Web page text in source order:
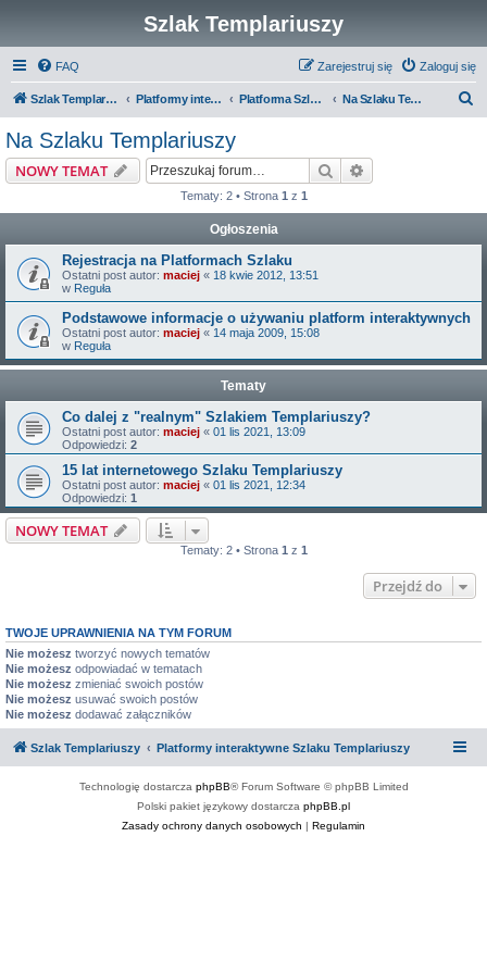
Szlak Templariuszy
FAQ Zaloguj się
Zarejestruj się
Szlak Templariuszy Platformy interaktywne Szlaku Templariuszy Platforma Szlak Templariuszy Na Szlaku Templariuszy
Na Szlaku Templariuszy
NOWY TEMAT Szukaj
Tematy: 2 • Strona 1 z 1
Ogłoszenia
Rejestracja na Platformach Szlaku
Ostatni post autor: maciej « 18 kwie 2012, 13:51
w Reguła
Podstawowe informacje o używaniu platform interaktywnych
Ostatni post autor: maciej « 14 maja 2009, 15:08
w Reguła
Tematy
Co dalej z "realnym" Szlakiem Templariuszy?
Ostatni post autor: maciej « 01 lis 2021, 13:09
Odpowiedzi: 2
15 lat internetowego Szlaku Templariuszy
Ostatni post autor: maciej « 01 lis 2021, 12:34
Odpowiedzi: 1
NOWY TEMAT
Tematy: 2 • Strona 1 z 1
Przejdź do
TWOJE UPRAWNIENIA NA TYM FORUM
Nie możesz tworzyć nowych tematów
Nie możesz odpowiadać w tematach
Nie możesz zmieniać swoich postów
Nie możesz usuwać swoich postów
Nie możesz dodawać załączników
Szlak Templariuszy Platformy interaktywne Szlaku Templariuszy
Technologię dostarcza phpBB® Forum Software © phpBB Limited
Polski pakiet językowy dostarcza phpBB.pl
Zasady ochrony danych osobowych | Regulamin